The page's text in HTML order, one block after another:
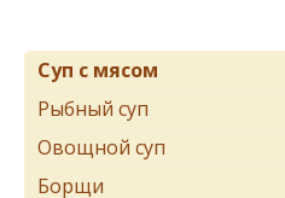
Суп с мясом
Рыбный суп
Овощной суп
Борщи